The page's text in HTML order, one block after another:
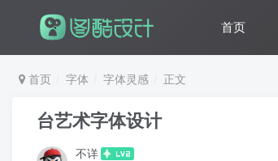
首页
首页 字体 字体灵感 正文
台艺术字体设计
不详